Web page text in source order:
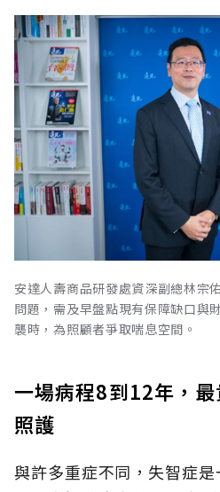
安達人壽商品研發處資深副總林宗
問題，需及早盤點現有保障缺口與
襲時，為照顧者爭取喘息空間。
一場病程8到12年，
照護
與許多重症不同，失智症